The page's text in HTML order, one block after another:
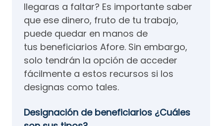
llegaras a faltar? Es importante saber
que ese dinero, fruto de tu trabajo,
puede quedar en manos de
tus beneficiarios Afore. Sin embargo,
solo tendrán la opción de acceder
fácilmente a estos recursos si los
designas como tales.
Designación de beneficiarios ¿Cuáles